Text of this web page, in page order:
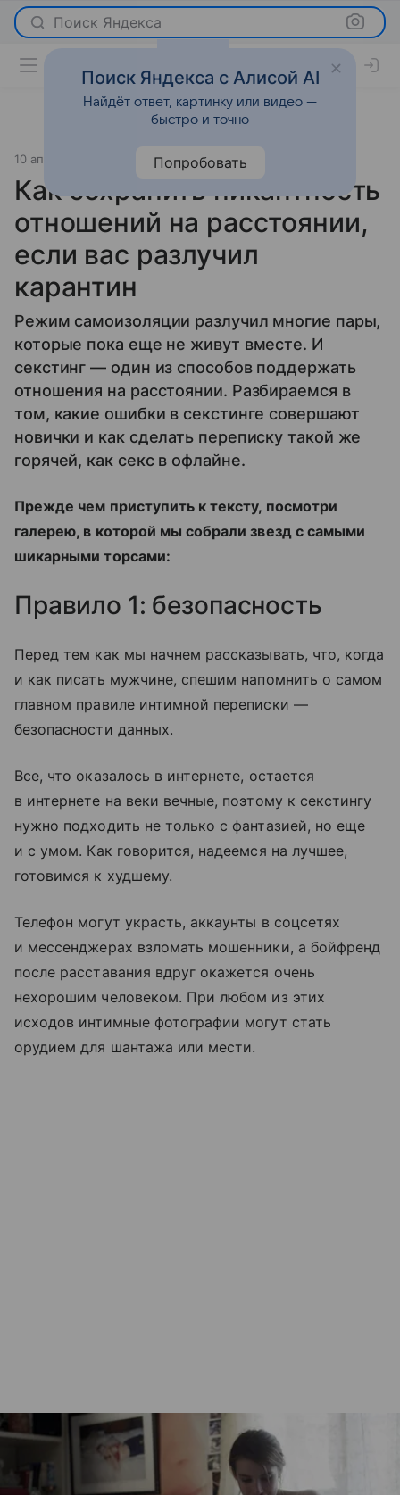
Поиск Яндекса
10 апреля 2020 Секс 18+
Как сохранить пикантность
отношений на расстоянии,
если вас разлучил
карантин
Режим самоизоляции разлучил многие пары,
которые пока еще не живут вместе. И
секстинг — один из способов поддержать
отношения на расстоянии. Разбираемся в
том, какие ошибки в секстинге совершают
новички и как сделать переписку такой же
горячей, как секс в офлайне.
Прежде чем приступить к тексту, посмотри
галерею, в которой мы собрали звезд с самыми
шикарными торсами:
Правило 1: безопасность
Перед тем как мы начнем рассказывать, что, когда
и как писать мужчине, спешим напомнить о самом
главном правиле интимной переписки —
безопасности данных.
Все, что оказалось в интернете, остается
в интернете на веки вечные, поэтому к секстингу
нужно подходить не только с фантазией, но еще
и с умом. Как говорится, надеемся на лучшее,
готовимся к худшему.
Телефон могут украсть, аккаунты в соцсетях
и мессенджерах взломать мошенники, а бойфренд
после расставания вдруг окажется очень
нехорошим человеком. При любом из этих
исходов интимные фотографии могут стать
орудием для шантажа или мести.
Поиск Яндекса с Алисой AI
Найдёт ответ, картинку или видео —
быстро и точно
Попробовать